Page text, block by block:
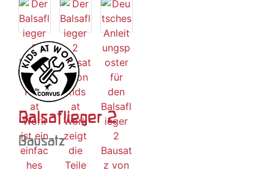
Balsaflieger 2
Bausatz